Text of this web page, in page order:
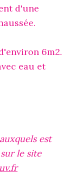
d'une
6m2.
eau et
est
le site